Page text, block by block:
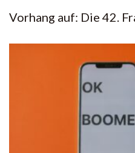
Vorhang auf: Die 42.